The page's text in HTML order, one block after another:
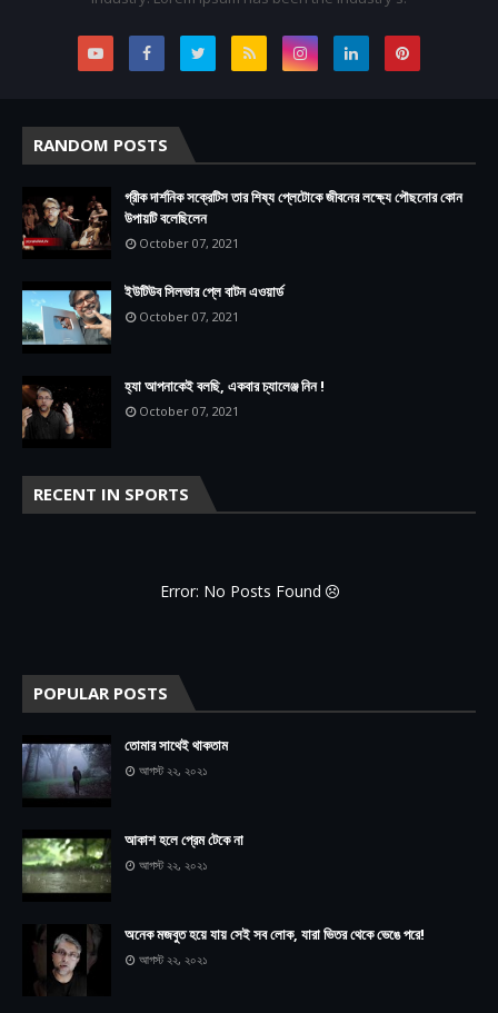
RANDOM POSTS
গ্রীক দার্শনিক সক্রেটিস তার শিষ্য প্লেটোকে জীবনের লক্ষ্যে পৌছনোর কোন
উপায়টি বলেছিলেন
October 07, 2021
ইউটিউব সিলভার প্লে বাটন এওয়ার্ড
October 07, 2021
হ্যা আপনাকেই বলছি, একবার চ্যালেঞ্জ নিন !
October 07, 2021
RECENT IN SPORTS
Error: No Posts Found
POPULAR POSTS
তোমার সাথেই থাকতাম
আগস্ট ২২, ২০২১
আকাশ হলে প্রেম টেকে না
আগস্ট ২২, ২০২১
অনেক মজবুত হয়ে যায় সেই সব লোক, যারা ভিতর থেকে ভেঙে পরে!
আগস্ট ২২, ২০২১